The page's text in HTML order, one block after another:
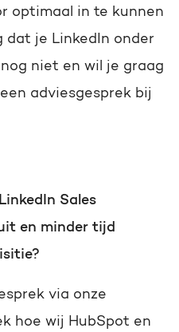
optimaal in te kunnen
dat je LinkedIn onder
niet en wil je graag
adviesgesprek bij
Sales
en minder tijd
via onze
hoe wij HubSpot en